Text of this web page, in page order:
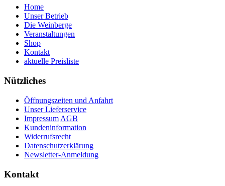
Home
Unser Betrieb
Die Weinberge
Veranstaltungen
Shop
Kontakt
aktuelle Preisliste
Nützliches
Öffnungszeiten und Anfahrt
Unser Lieferservice
Impressum AGB
Kundeninformation
Widerrufsrecht
Datenschutzerklärung
Newsletter-Anmeldung
Kontakt